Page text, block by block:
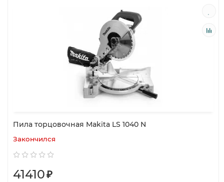
Пила торцовочная Makita LS 1040 N
Закончился
41410₽